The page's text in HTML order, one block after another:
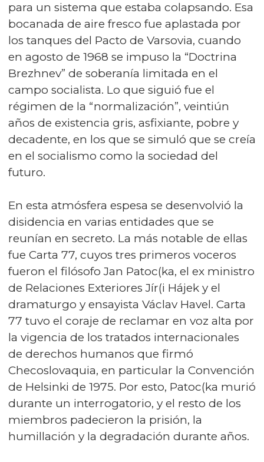
para un sistema que estaba colapsando. Esa
bocanada de aire fresco fue aplastada por
los tanques del Pacto de Varsovia, cuando
en agosto de 1968 se impuso la “Doctrina
Brezhnev” de soberanía limitada en el
campo socialista. Lo que siguió fue el
régimen de la “normalización”, veintiún
años de existencia gris, asfixiante, pobre y
decadente, en los que se simuló que se creía
en el socialismo como la sociedad del
futuro.
En esta atmósfera espesa se desenvolvió la
disidencia en varias entidades que se
reunían en secreto. La más notable de ellas
fue Carta 77, cuyos tres primeros voceros
fueron el filósofo Jan Patoc(ka, el ex ministro
de Relaciones Exteriores Jír(i Hájek y el
dramaturgo y ensayista Václav Havel. Carta
77 tuvo el coraje de reclamar en voz alta por
la vigencia de los tratados internacionales
de derechos humanos que firmó
Checoslovaquia, en particular la Convención
de Helsinki de 1975. Por esto, Patoc(ka murió
durante un interrogatorio, y el resto de los
miembros padecieron la prisión, la
humillación y la degradación durante años.